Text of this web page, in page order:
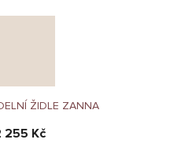
ŽIDLE ZANNA
255 Kč